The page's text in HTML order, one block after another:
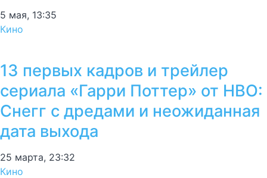
5 мая, 13:35
Кино
13 первых кадров и трейлер
сериала «Гарри Поттер» от HBO:
Снегг с дредами и неожиданная
дата выхода
25 марта, 23:32
Кино